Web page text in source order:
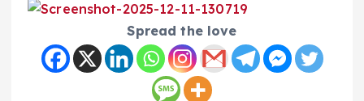
Spread the love